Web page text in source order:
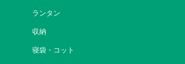
ランタン
収納
寝袋・コット